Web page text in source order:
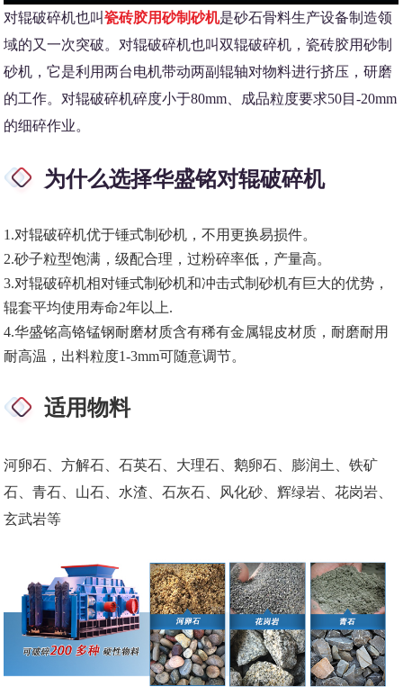
对辊破碎机也叫瓷砖胶用砂制砂机是砂石骨料生产设备制造领
域的又一次突破。对辊破碎机也叫双辊破碎机，瓷砖胶用砂制
砂机，它是利用两台电机带动两副辊轴对物料进行挤压，研磨
的工作。对辊破碎机碎度小于80mm、成品粒度要求50目-20mm
的细碎作业。
为什么选择华盛铭对辊破碎机
1.对辊破碎机优于锤式制砂机，不用更换易损件。
2.砂子粒型饱满，级配合理，过粉碎率低，产量高。
3.对辊破碎机相对锤式制砂机和冲击式制砂机有巨大的优势，
辊套平均使用寿命2年以上.
4.华盛铭高铬锰钢耐磨材质含有稀有金属辊皮材质，耐磨耐用
耐高温，出料粒度1-3mm可随意调节。
适用物料
河卵石、方解石、石英石、大理石、鹅卵石、膨润土、铁矿
石、青石、山石、水渣、石灰石、风化砂、辉绿岩、花岗岩、
玄武岩等